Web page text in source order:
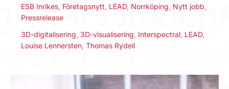
ESB Inrikes Företagsnytt LEAD, Norrköping Nytt jobb
Pressrelease
3D-digitalisering 3D-visualisering Interspectral LEAD,
Louise Lennersten Thomas Rydell